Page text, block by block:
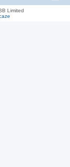
Limited